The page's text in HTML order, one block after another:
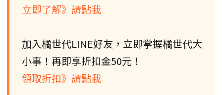
立即了解》請點我
加入橘世代LINE好友，立即掌握橘世代大
小事！再即享折扣金50元！
領取折扣》請點我